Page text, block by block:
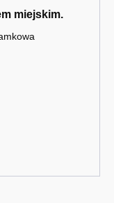
miejskim.